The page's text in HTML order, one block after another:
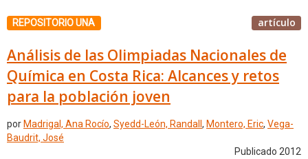
REPOSITORIO UNA artículo
Análisis de las Olimpiadas Nacionales de
Química en Costa Rica: Alcances y retos
para la población joven
por Madrigal, Ana Rocío, Syedd-León, Randall , Montero, Eric, Vega-
Baudrit, José
Publicado 2012